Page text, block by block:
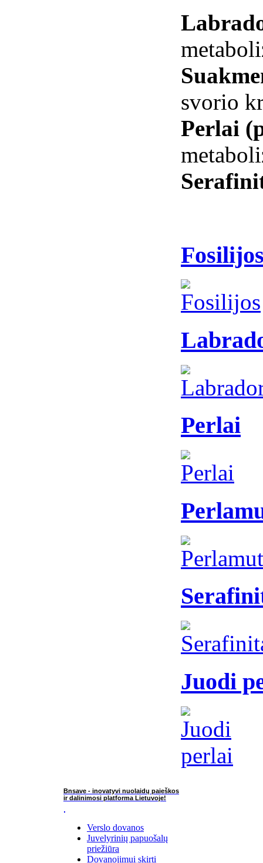
svorio
Perlai
Perlai
Juodi
Bnsave - inovatyvi nuolaidų paieškos
ir dalinimosi platforma Lietuvoje!
Verslo dovanos
Juvelyrinių papuošalų
priežiūra
Dovanojimui skirti